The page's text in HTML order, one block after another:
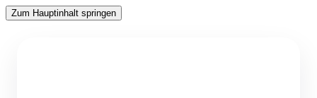
Zum Hauptinhalt springen